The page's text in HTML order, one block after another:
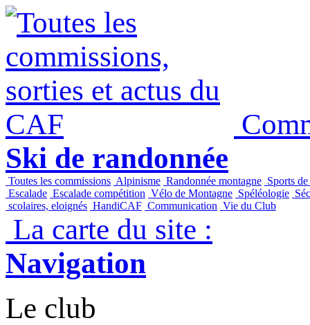
Ski de randonnée
Toutes les commissions Alpinisme Randonnée montagne Sports
Escalade Escalade compétition Vélo de Montagne Spéléologie
scolaires, eloignés HandiCAF Communication Vie du Club
La carte du site :
Navigation
Le club